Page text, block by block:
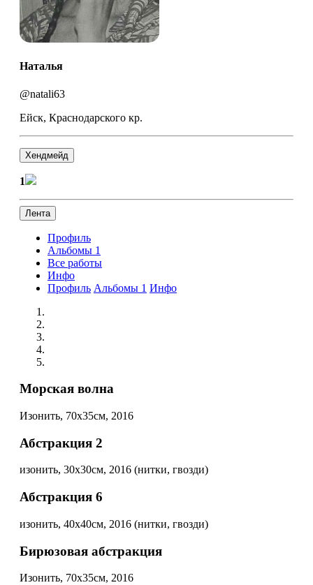
Наталья
@natali63
Ейск, Краснодарского кр.
Хендмейд
1
Лента
Профиль
Альбомы 1
Все работы
Инфо
Профиль Альбомы 1 Инфо
Морская волна
Изонить, 70х35см, 2016
Абстракция 2
изонить, 30х30см, 2016 (нитки, гвозди)
Абстракция 6
изонить, 40х40см, 2016 (нитки, гвозди)
Бирюзовая абстракция
Изонить, 70х35см, 2016